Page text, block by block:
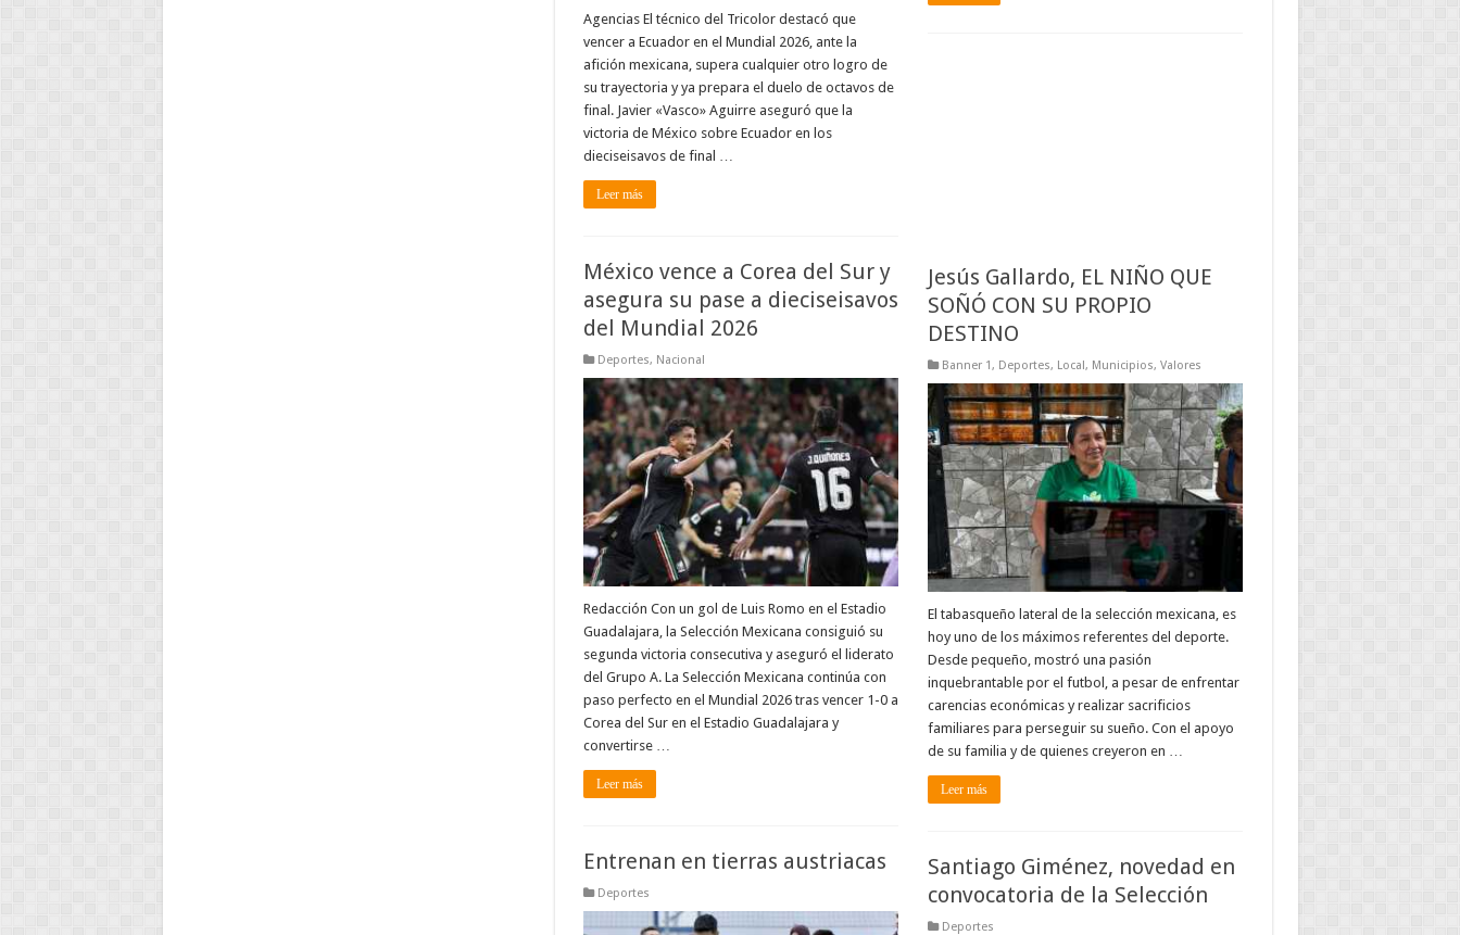
Agencias El técnico del Tricolor destacó que
vencer a Ecuador en el Mundial 2026, ante la
afición mexicana, supera cualquier otro logro de
su trayectoria y ya prepara el duelo de octavos de
final. Javier «Vasco» Aguirre aseguró que la
victoria de México sobre Ecuador en los
dieciseisavos de final …
Leer más
México vence a Corea del Sur y
asegura su pase a dieciseisavos
del Mundial 2026
Deportes, Nacional
Redacción Con un gol de Luis Romo en el Estadio
Guadalajara, la Selección Mexicana consiguió su
segunda victoria consecutiva y aseguró el liderato
del Grupo A. La Selección Mexicana continúa con
paso perfecto en el Mundial 2026 tras vencer 1-0 a
Corea del Sur en el Estadio Guadalajara y
convertirse …
Leer más
Jesús Gallardo, EL NIÑO QUE
SOÑÓ CON SU PROPIO
DESTINO
Banner 1, Deportes, Local, Municipios, Valores
El tabasqueño lateral de la selección mexicana, es
hoy uno de los máximos referentes del deporte.
Desde pequeño, mostró una pasión
inquebrantable por el futbol, a pesar de enfrentar
carencias económicas y realizar sacrificios
familiares para perseguir su sueño. Con el apoyo
de su familia y de quienes creyeron en …
Leer más
Entrenan en tierras austriacas
Deportes
Santiago Giménez, novedad en
convocatoria de la Selección
Deportes